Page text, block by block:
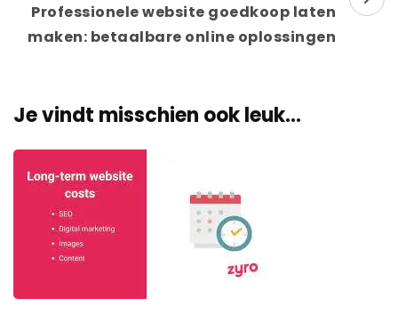
Professionele website goedkoop laten
maken: betaalbare online oplossingen
Je vindt misschien ook leuk...